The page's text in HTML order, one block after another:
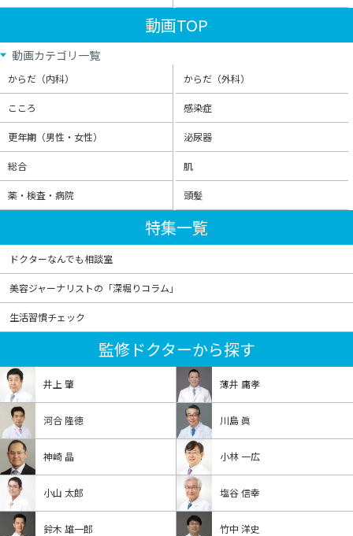
動画TOP
動画カテゴリ一覧
からだ（内科） からだ（外科）
こころ 感染症
更年期（男性・女性） 泌尿器
総合 肌
薬・検査・病院 頭髪
特集一覧
ドクターなんでも相談室
美容ジャーナリストの「深堀りコラム」
生活習慣チェック
監修ドクターから探す
井上 肇 薄井 庸孝
河合 隆徳 川島 眞
神崎 晶 小林 一広
小山 太郎 塩谷 信幸
鈴木 雄一郎 竹中 洋史